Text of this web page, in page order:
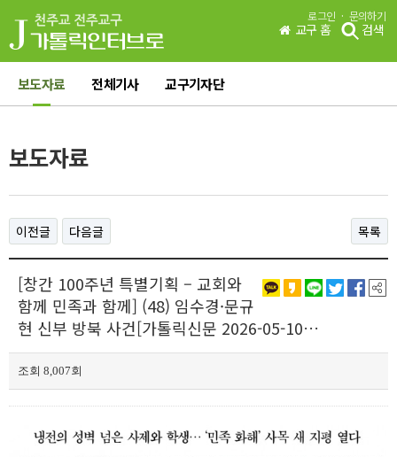
로그인 · 문의하기
교구 홈 검색
보도자료 전체기사 교구기자단
보도자료
이전글 다음글 목록
[창간 100주년 특별기획 – 교회와
함께 민족과 함께] (48) 임수경·문규
현 신부 방북 사건[가톨릭신문 2026-05-10…
조회 8,007회